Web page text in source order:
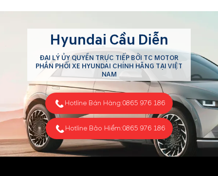
Hyundai Cầu Diễn
ĐẠI LÝ ỦY QUYỀN TRỰC TIẾP BỞI TC MOTOR
PHÂN PHỐI XE HYUNDAI CHÍNH HÃNG TẠI VIỆT
NAM
Hotline Bán Hàng:0865 976 186
Hotline Bảo Hiểm:0865 976 186